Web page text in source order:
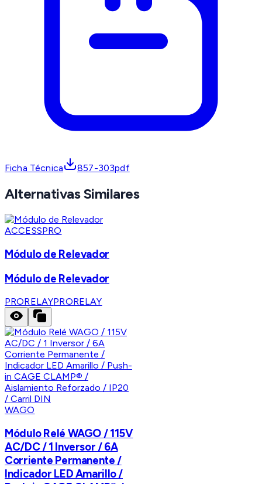
Ficha Técnica 857-303pdf
Alternativas Similares
ACCESSPRO
Módulo de Relevador
Módulo de Relevador
PRORELAYPRORELAY
WAGO
Módulo Relé WAGO / 115V
AC/DC / 1 Inversor / 6A
Corriente Permanente /
Indicador LED Amarillo /